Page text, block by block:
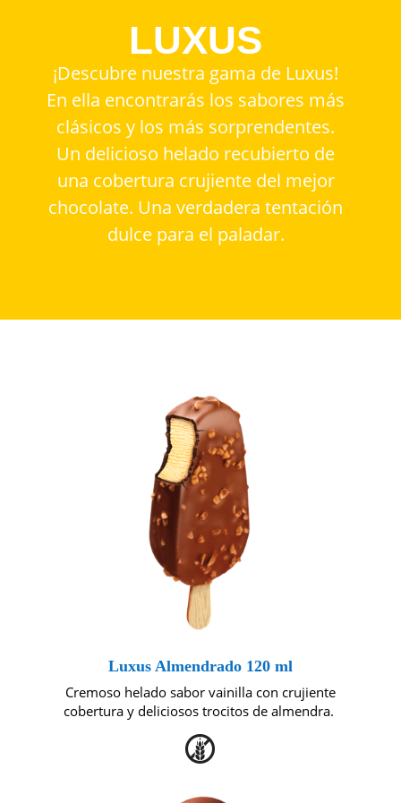
LUXUS
¡Descubre nuestra gama de Luxus!
En ella encontrarás los sabores más
clásicos y los más sorprendentes.
Un delicioso helado recubierto de
una cobertura crujiente del mejor
chocolate. Una verdadera tentación
dulce para el paladar.
Luxus Almendrado 120 ml
Cremoso helado sabor vainilla con crujiente
cobertura y deliciosos trocitos de almendra.